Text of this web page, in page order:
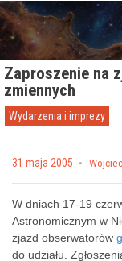
Przejdź do
Zaproszenie na
zmiennych
Wydarzenia i imprezy
Posted on
31 maja 2005 by
W dniach 17-19
Astronomicznym w
zjazd obserwatorów
do udziału.